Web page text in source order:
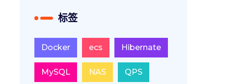
标签
Docker ecs Hibernate
MySQL NAS QPS